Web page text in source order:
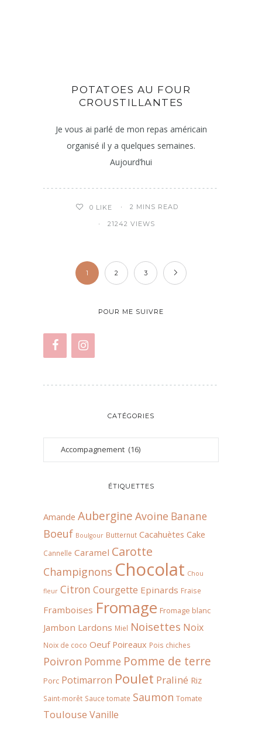
POTATOES AU FOUR
CROUSTILLANTES
Je vous ai parlé de mon repas américain
organisé il y a quelques semaines.
Aujourd’hui
0 LIKE 2 MINS READ
21242 VIEWS
1 2 3
POUR ME SUIVRE
CATÉGORIES
ÉTIQUETTES
Amande Aubergine Avoine Banane
Boeuf Boulgour Butternut Cacahuètes Cake
Cannelle Caramel Carotte
Champignons Chocolat Chou
fleur Citron Courgette Epinards Fraise
Framboises Fromage Fromage blanc
Jambon Lardons Miel Noisettes Noix
Noix de coco Oeuf Poireaux Pois chiches
Poivron Pomme Pomme de terre
Porc Potimarron Poulet Praliné Riz
Saint-morêt Sauce tomate Saumon Tomate
Toulouse Vanille